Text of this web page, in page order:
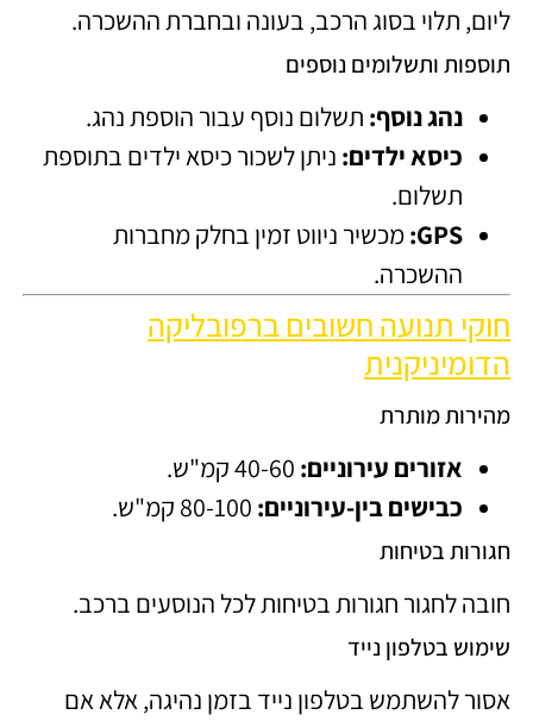
ליום, תלוי בסוג הרכב, בעונה ובחברת ההשכרה.
תוספות ותשלומים נוספים
נהג נוסף: תשלום נוסף עבור הוספת נהג.
כיסא ילדים: ניתן לשכור כיסא ילדים בתוספת
תשלום.
GPS: מכשיר ניווט זמין בחלק מחברות
ההשכרה.
חוקי תנועה חשובים ברפובליקה
הדומיניקנית
מהירות מותרת
אזורים עירוניים:
כבישים בין-עירוניים:
חגורות בטיחות
חובה לחגור חגורות בטיחות לכל הנוסעים ברכב.
שימוש בטלפון נייד
אסור להשתמש בטלפון נייד בזמן נהיגה, אלא אם